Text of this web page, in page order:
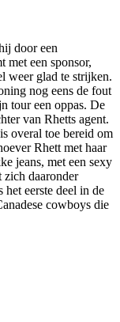
door een
met een sponsor,
weer glad te strijken.
nog eens de fout
tour een oppas. De
van Rhetts agent.
overal toe bereid om
Rhett met haar
jeans, met een sexy
daaronder
eerste deel in de
cowboys die